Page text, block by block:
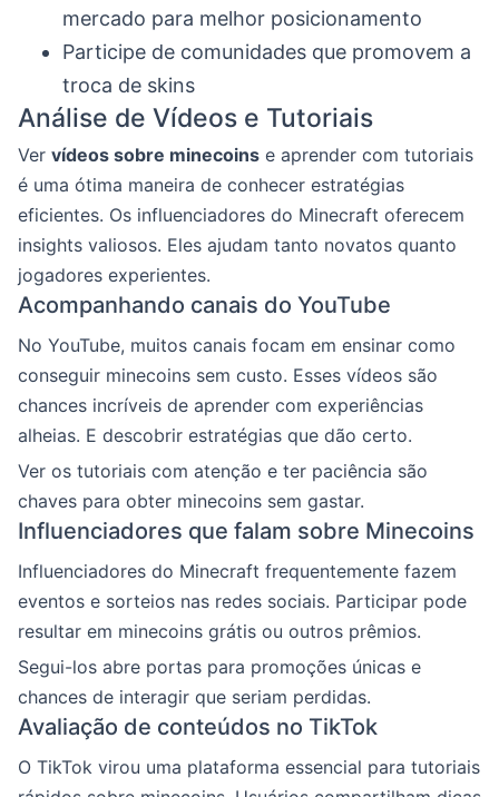
mercado para melhor posicionamento
Participe de comunidades que promovem a
troca de skins
Análise de Vídeos e Tutoriais
Ver vídeos sobre minecoins e aprender com tutoriais
é uma ótima maneira de conhecer estratégias
eficientes. Os influenciadores do Minecraft oferecem
insights valiosos. Eles ajudam tanto novatos quanto
jogadores experientes.
Acompanhando canais do YouTube
No YouTube, muitos canais focam em ensinar como
conseguir minecoins sem custo. Esses vídeos são
chances incríveis de aprender com experiências
alheias. E descobrir estratégias que dão certo.
Ver os tutoriais com atenção e ter paciência são
chaves para obter minecoins sem gastar.
Influenciadores que falam sobre Minecoins
Influenciadores do Minecraft frequentemente fazem
eventos e sorteios nas redes sociais. Participar pode
resultar em minecoins grátis ou outros prêmios.
Segui-los abre portas para promoções únicas e
chances de interagir que seriam perdidas.
Avaliação de conteúdos no TikTok
O TikTok virou uma plataforma essencial para tutoriais